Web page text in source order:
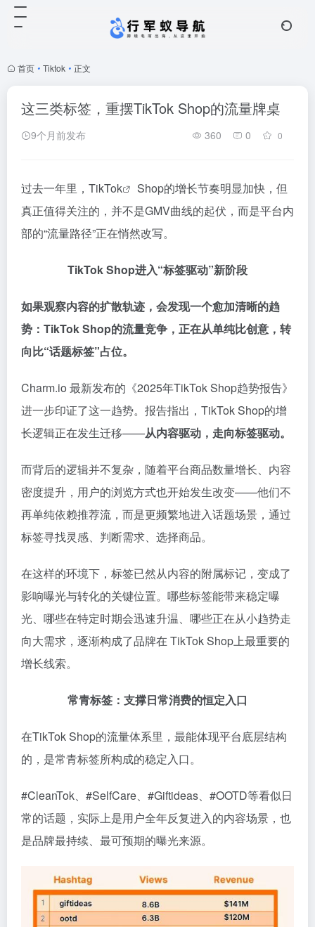
首页 • Tiktok • 正文
这三类标签，重摆TikTok Shop的流量牌桌
9个月前发布 360 0 0
过去一年里， TikTok
Shop的增长节奏明显加快，但
真正值得关注的，并不是GMV曲线的起伏，而是平台内
部的“流量路径”正在悄然改写。
TikTok Shop进入“标签驱动”新阶段
如果观察内容的扩散轨迹，会发现一个愈加清晰的趋
势： TikTok Shop的流量竞争，正在从单纯比创意，转
向比“话题标签”占位。
Charm.io 最新发布的《2025年TikTok Shop趋势报告》
进一步印证了这一趋势。报告指出，TikTok Shop的增
长逻辑正在发生迁移——从内容驱动，走向标签驱动。
而背后的逻辑并不复杂，随着平台商品数量增长、内容
密度提升，用户的浏览方式也开始发生改变——他们不
再单纯依赖推荐流，而是更频繁地进入话题场景，通过
标签寻找灵感、判断需求、选择商品。
在这样的环境下，标签已然从内容的附属标记，变成了
影响曝光与转化的关键位置。哪些标签能带来稳定曝
光、哪些在特定时期会迅速升温、哪些正在从小趋势走
向大需求，逐渐构成了品牌在 TikTok Shop上最重要的
增长线索。
常青标签：支撑日常消费的恒定入口
在TikTok Shop的流量体系里，最能体现平台底层结构
的，是常青标签所构成的稳定入口。
#CleanTok、#SelfCare、#Giftideas、#OOTD等看似日
常的话题，实际上是用户全年反复进入的内容场景，也
是品牌最持续、最可预期的曝光来源。